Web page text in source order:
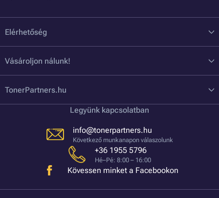
Elérhetőség
Vásároljon nálunk!
TonerPartners.hu
Legyünk kapcsolatban
info@tonerpartners.hu
Következő munkanapon válaszolunk
+36 1955 5796
Hé–Pé: 8:00 – 16:00
Kövessen minket a Facebookon